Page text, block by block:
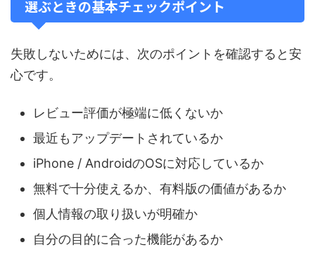
選ぶときの基本チェックポイント
失敗しないためには、次のポイントを確認すると安
心です。
レビュー評価が極端に低くないか
最近もアップデートされているか
iPhone / AndroidのOSに対応しているか
無料で十分使えるか、有料版の価値があるか
個人情報の取り扱いが明確か
自分の目的に合った機能があるか